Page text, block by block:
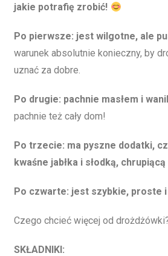
jakie potrafię zrobić!
Po pierwsze: jest wilgotne, ale
warunek absolutnie konieczny, by
uznać za dobre.
Po drugie: pachnie masłem i
pachnie też cały dom!
Po trzecie: ma pyszne dodatki,
kwaśne jabłka i słodką,
Po czwarte: jest szybkie, proste
Czego chcieć więcej od
SKŁADNIKI: